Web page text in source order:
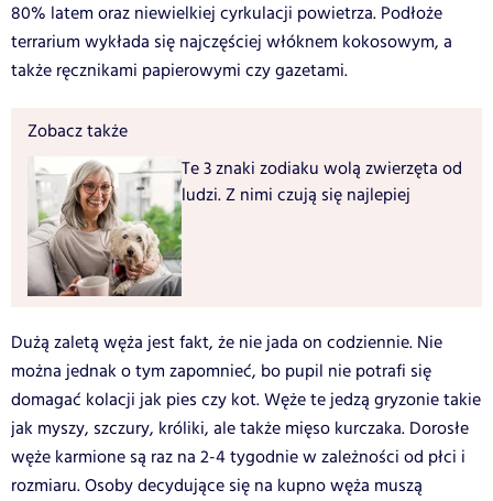
80% latem oraz niewielkiej cyrkulacji powietrza. Podłoże
terrarium wykłada się najczęściej włóknem kokosowym, a
także ręcznikami papierowymi czy gazetami.
Zobacz także
Te 3 znaki zodiaku wolą zwierzęta od
ludzi. Z nimi czują się najlepiej
Dużą zaletą węża jest fakt, że nie jada on codziennie. Nie
można jednak o tym zapomnieć, bo pupil nie potrafi się
domagać kolacji jak pies czy kot. Węże te jedzą gryzonie takie
jak myszy, szczury, króliki, ale także mięso kurczaka. Dorosłe
węże karmione są raz na 2-4 tygodnie w zależności od płci i
rozmiaru. Osoby decydujące się na kupno węża muszą